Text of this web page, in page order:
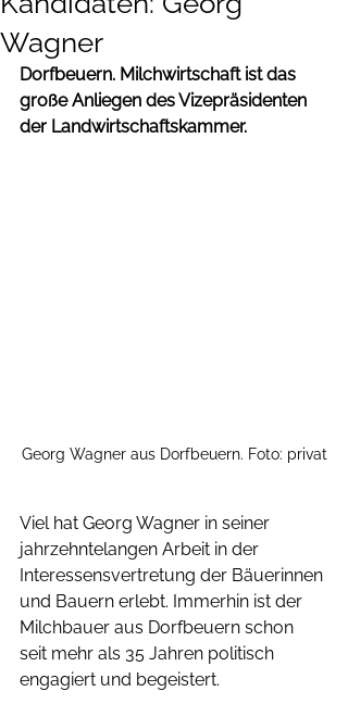
Wagner
Dorfbeuern. Milchwirtschaft ist das
große Anliegen des Vizepräsidenten
der Landwirtschaftskammer.
Georg Wagner aus Dorfbeuern. Foto: privat
Viel hat Georg Wagner in seiner
jahrzehntelangen Arbeit in der
Interessensvertretung der Bäuerinnen
und Bauern erlebt. Immerhin ist der
Milchbauer aus Dorfbeuern schon
seit mehr als 35 Jahren politisch
engagiert und begeistert.